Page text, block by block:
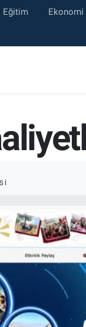
Eğitim Ekonomi